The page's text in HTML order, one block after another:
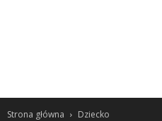
Strona główna Dziecko